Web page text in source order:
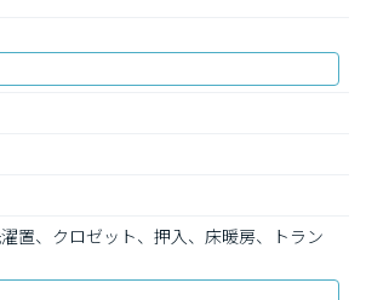
置、クロゼット、押入、床暖房、トラン